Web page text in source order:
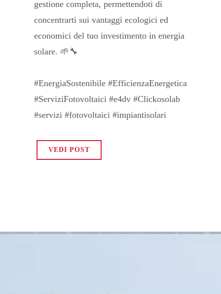
gestione completa, permettendoti di
concentrarti sui vantaggi ecologici ed
economici del tuo investimento in energia
solare. 🌱🔧
#EnergiaSostenibile #EfficienzaEnergetica
#ServiziFotovoltaici #e4dv #Clickosolab
#servizi #fotovoltaici #impiantisolari
VEDI POST